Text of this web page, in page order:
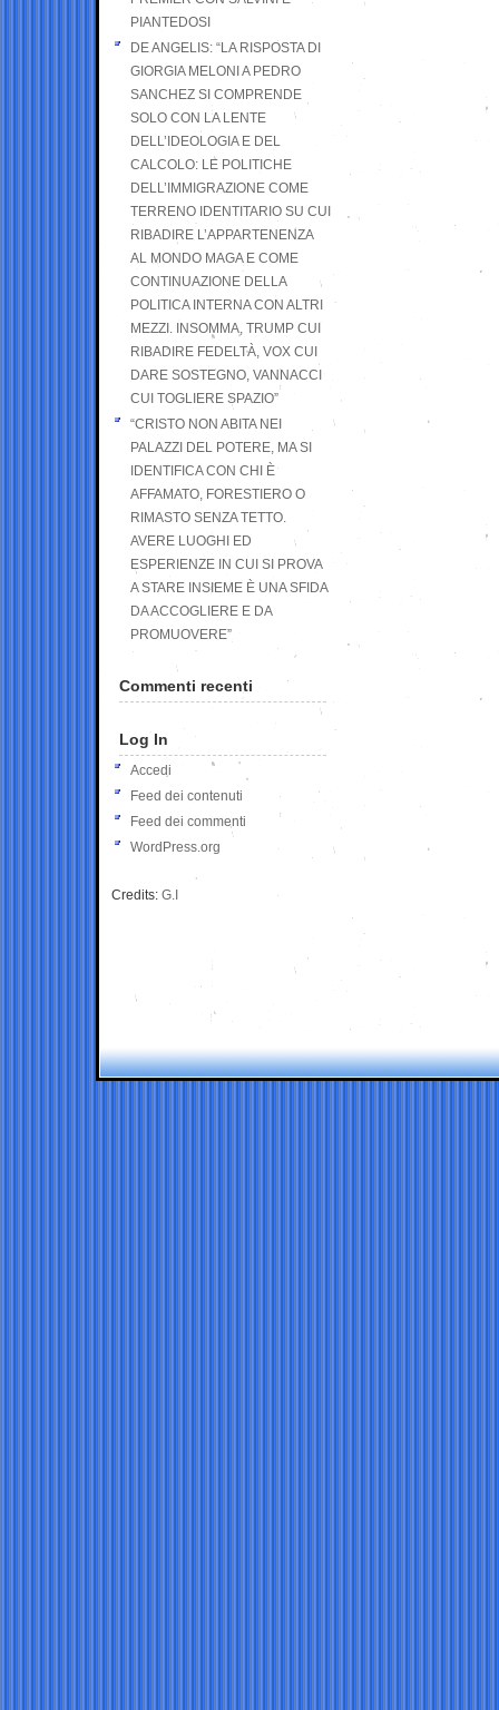
PIANTEDOSI
DE ANGELIS: “LA RISPOSTA DI
GIORGIA MELONI A PEDRO
SANCHEZ SI COMPRENDE
SOLO CON LA LENTE
DELL’IDEOLOGIA E DEL
CALCOLO: LE POLITICHE
DELL’IMMIGRAZIONE COME
TERRENO IDENTITARIO SU CUI
RIBADIRE L’APPARTENENZA
AL MONDO MAGA E COME
CONTINUAZIONE DELLA
POLITICA INTERNA CON ALTRI
MEZZI. INSOMMA, TRUMP CUI
RIBADIRE FEDELTÀ, VOX CUI
DARE SOSTEGNO, VANNACCI
CUI TOGLIERE SPAZIO”
“CRISTO NON ABITA NEI
PALAZZI DEL POTERE, MA SI
IDENTIFICA CON CHI È
AFFAMATO, FORESTIERO O
RIMASTO SENZA TETTO.
AVERE LUOGHI ED
ESPERIENZE IN CUI SI PROVA
A STARE INSIEME È UNA SFIDA
DA ACCOGLIERE E DA
PROMUOVERE”
Commenti recenti
Log In
Accedi
Feed dei contenuti
Feed dei commenti
WordPress.org
Credits: G.I